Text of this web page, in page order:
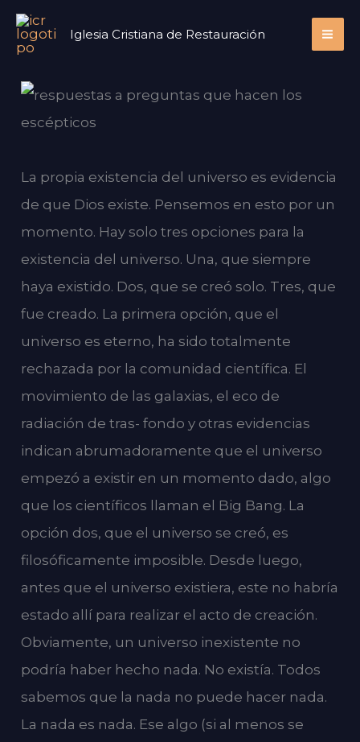
Iglesia Cristiana de Restauración
La propia existencia del universo es evidencia
de que Dios existe. Pensemos en esto por un
momento. Hay solo tres opciones para la
existencia del universo. Una, que siempre
haya existido. Dos, que se creó solo. Tres, que
fue creado. La primera opción, que el
universo es eterno, ha sido totalmente
rechazada por la comunidad científica. El
movimiento de las galaxias, el eco de
radiación de tras- fondo y otras evidencias
indican abrumadoramente que el universo
empezó a existir en un momento dado, algo
que los científicos llaman el Big Bang. La
opción dos, que el universo se creó, es
filosóficamente imposible. Desde luego,
antes que el universo existiera, este no habría
estado allí para realizar el acto de creación.
Obviamente, un universo inexistente no
podría haber hecho nada. No existía. Todos
sabemos que la nada no puede hacer nada.
La nada es nada. Ese algo (si al menos se